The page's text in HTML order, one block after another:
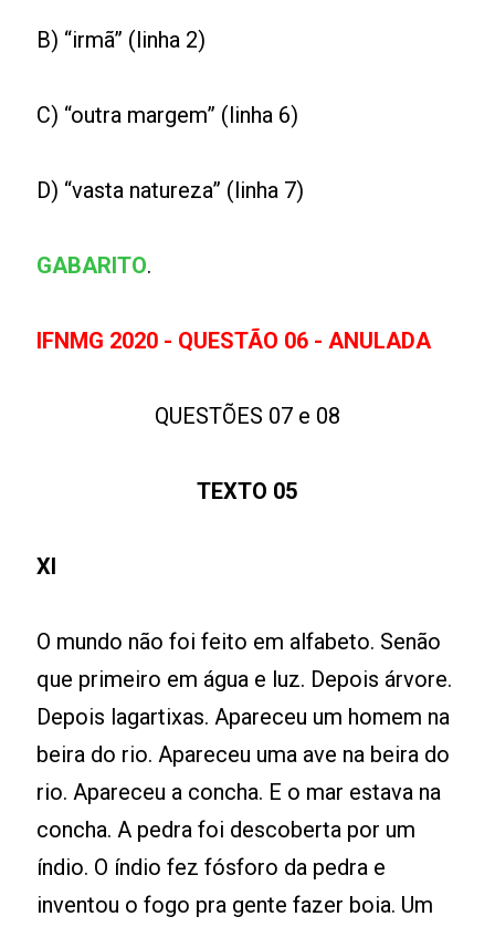
B) “irmã” (linha 2)
C) “outra margem” (linha 6)
D) “vasta natureza” (linha 7)
GABARITO.
IFNMG 2020 - QUESTÃO 06 - ANULADA
QUESTÕES 07 e 08
TEXTO 05
XI
O mundo não foi feito em alfabeto. Senão
que primeiro em água e luz. Depois árvore.
Depois lagartixas. Apareceu um homem na
beira do rio. Apareceu uma ave na beira do
rio. Apareceu a concha. E o mar estava na
concha. A pedra foi descoberta por um
índio. O índio fez fósforo da pedra e
inventou o fogo pra gente fazer boia. Um